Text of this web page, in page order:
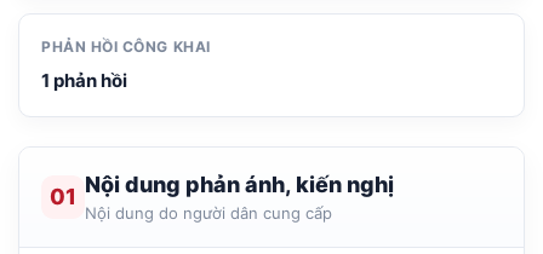
PHẢN HỒI CÔNG KHAI
1 phản hồi
01 Nội dung phản ánh, kiến nghị
Nội dung do người dân cung cấp